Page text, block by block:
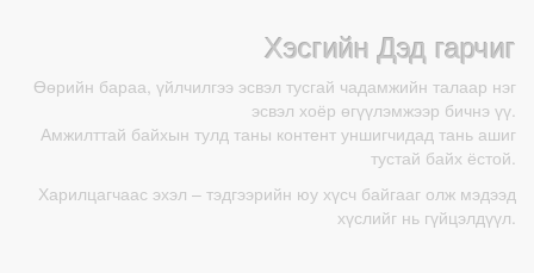
Хэсгийн Дэд гарчиг
Өөрийн бараа, үйлчилгээ эсвэл тусгай чадамжийн талаар нэг
эсвэл хоёр өгүүлэмжээр бичнэ үү.
Амжилттай байхын тулд таны контент уншигчидад тань ашиг
тустай байх ёстой.
Харилцагчаас эхэл – тэдгээрийн юу хүсч байгааг олж мэдээд
хүслийг нь гүйцэлдүүл.